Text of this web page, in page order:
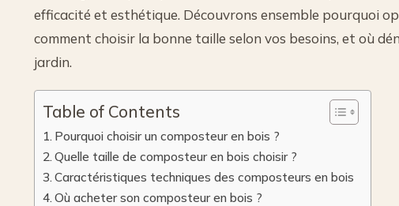
efficacité et esthétique. Découvrons ensemble pourquoi
comment choisir la bonne taille selon vos besoins, et où
jardin.
Table of Contents
Pourquoi choisir un composteur en bois ?
Quelle taille de composteur en bois choisir ?
Caractéristiques techniques des composteurs en bois
Où acheter son composteur en bois ?